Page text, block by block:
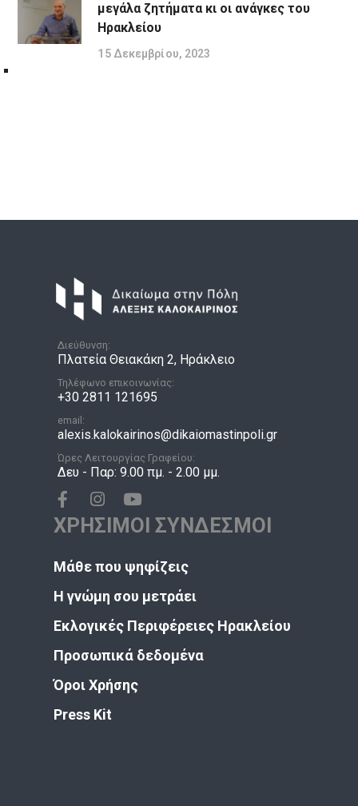
μεγάλα ζητήματα κι οι ανάγκες του
Ηρακλείου
15 Δεκεμβρίου, 2023
Διεύθυνση:
Πλατεία Θειακάκη 2, Ηράκλειο
Τηλέφωνο επικοινωνίας:
+30 2811 121695
email:
alexis.kalokairinos@dikaiomastinpoli.gr
Ώρες Λειτουργίας Γραφείου:
Δευ - Παρ: 9.00 πμ. - 2.00 μμ.
ΧΡΗΣΙΜΟΙ ΣΥΝΔΕΣΜΟΙ
Μάθε που ψηφίζεις
Η γνώμη σου μετράει
Εκλογικές Περιφέρειες Ηρακλείου
Προσωπικά δεδομένα
Όροι Χρήσης
Press Kit